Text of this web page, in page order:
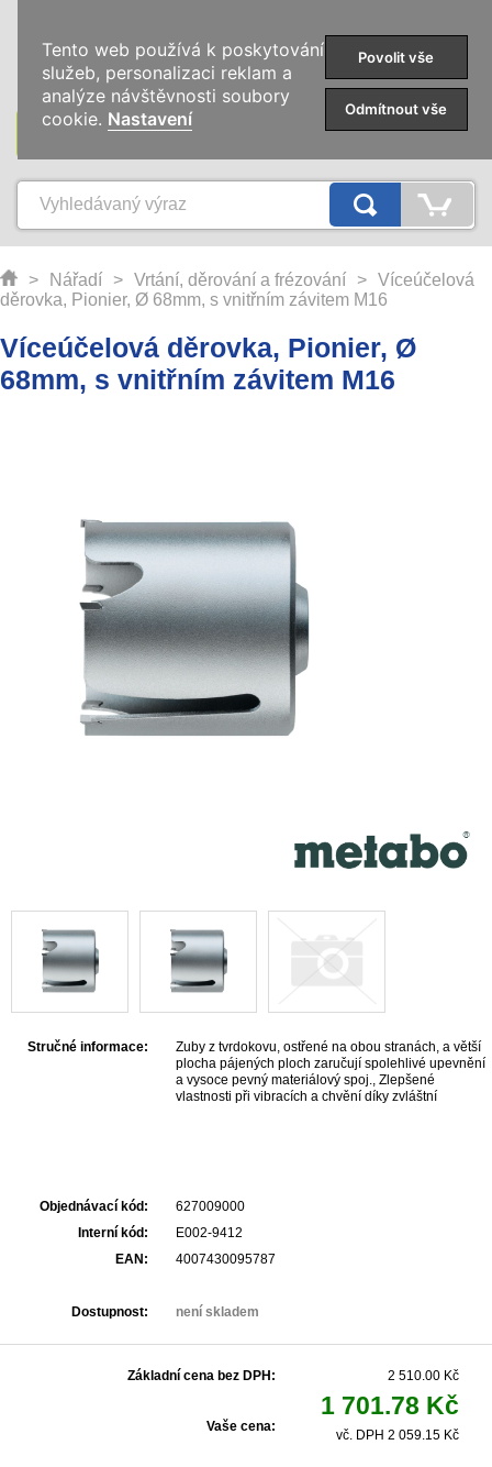
KATEGORIE
> Nářadí > Vrtání, děrování a frézování > Víceúčelová
děrovka, Pionier, Ø 68mm, s vnitřním závitem M16
Víceúčelová děrovka, Pionier, Ø
68mm, s vnitřním závitem M16
Stručné informace:
Zuby z tvrdokovu, ostřené na obou stranách, a větší
plocha pájených ploch zaručují spolehlivé upevnění
a vysoce pevný materiálový spoj., Zlepšené
vlastnosti při vibracích a chvění díky zvláštní
akrylátového skla, obkladaček (do vrypové tvrdosti
6), sádrokartonových desek, plynobetonu,
hloubka řezu 60 mm, Pouze vrtání, vypněte příklep
Objednávací kód:
627009000
Interní kód:
E002-9412
EAN:
4007430095787
Dostupnost: není skladem
Základní cena bez DPH: 2 510.00 Kč
Vaše cena:
1 701.78 Kč
vč. DPH 2 059.15 Kč
Tento web používá k poskytování
služeb, personalizaci reklam a
analýze návštěvnosti soubory
cookie. Nastavení
Povolit vše
Odmítnout vše